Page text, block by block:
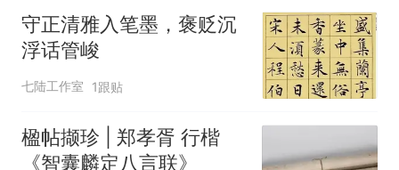
守正清雅入笔墨，褒贬沉
浮话管峻
七陆工作室 1跟贴
楹帖撷珍 | 郑孝胥 行楷
《智囊麟定八言联》